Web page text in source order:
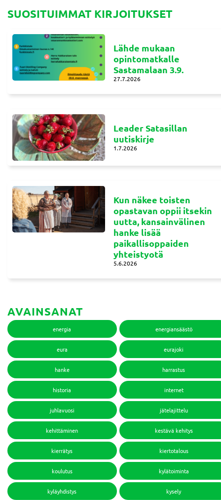
SUOSITUIMMAT KIRJOITUKSET
Lähde mukaan
opintomatkalle
Sastamalaan 3.9.
27.7.2026
Leader Satasillan
uutiskirje
1.7.2026
Kun näkee toisten
opastavan oppii itsekin
uutta, kansainvälinen
hanke lisää
paikallisoppaiden
yhteistyotä
5.6.2026
AVAINSANAT
energia energiansäästö
eura eurajoki
hanke harrastus
historia internet
juhlavuosi jätelajittelu
kehittäminen kestävä kehitys
kierrätys kiertotalous
koulutus kylätoiminta
kyläyhdistys kysely